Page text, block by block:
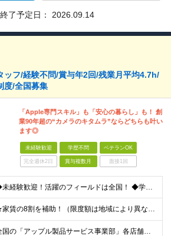
了予定日： 2026.09.14
フ/経験不問/賞与年2回/残業月平均4.7h/
度/全国募集
「Apple専門スキル」も「安心の暮らし」も！ 創
業90年超の“カメラのキタムラ”ならどちらも叶い
ます◎
未経験歓迎 学歴不問 ベテランOK
完全週休2日 賞与複数月 面接1回
◆未経験歓迎！活躍のフィールドは全国！ ◆学歴不問 ◆第二新卒も活躍中 ◆40歳以下の方（若年層の長期キャリア形成を図るため）
★家賃の8割を補助！（限度額は地域により異なる） ※転勤による引っ越しが発生する場合 ＝＝＝＝＝＝＝＝＝＝＝＝＝＝＝＝＝＝＝＝＝＝＝ 例えば、家賃7.5万円なら6万円は会社で負担。 あなたが支払うのは
全国の「アップル製品サービス事業部」各店舗となります ※アップル製品サービス単独店に配属の可能性もあります ※最初の配属先は希望を最大限考慮した上で決定します ▼詳しい勤務地住所は下記URLをご確認